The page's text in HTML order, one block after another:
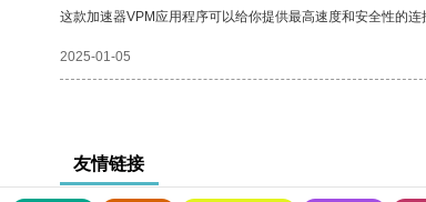
这款加速器VPM应用程序可以给你提供最高速度和安全性的连
2025-01-05
友情链接